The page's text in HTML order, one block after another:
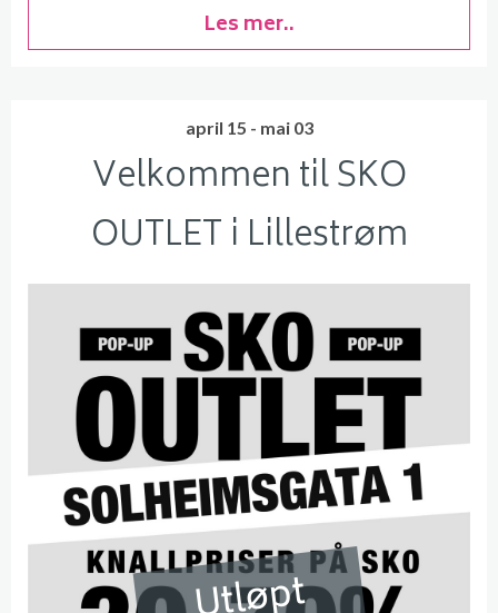
Les mer..
april 15 - mai 03
Velkommen til SKO
OUTLET i Lillestrøm